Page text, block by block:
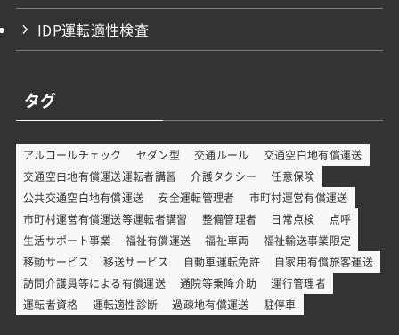
IDP運転適性検査
タグ
アルコールチェック セダン型 交通ルール
交通空白地有償運送
交通空白地有償運送運転者講習
介護タクシー
任意保険
公共交通空白地有償運送
安全運転管理者
市町村運営有償運送
市町村運営有償運送等運転者講習
整備管理者 日常点検
点呼
生活サポート事業
福祉有償運送 福祉車両
福祉輸送事業限定
移動サービス
移送サービス 自動車運転免許
自家用有償旅客運送
訪問介護員等による有償運送
通院等乗降介助
運行管理者
運転者資格
運転適性診断 過疎地有償運送 駐停車